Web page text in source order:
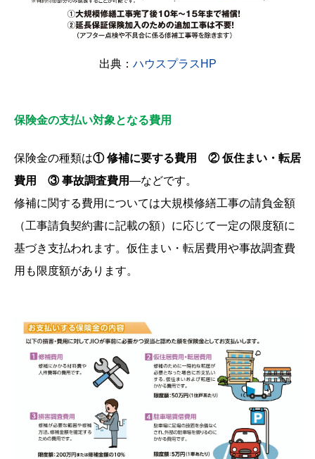
出典： ハウスプラスHP
保険金の支払い対象となる費用
保険金の種類は① 修補に要する費用
② 仮住まい・転居
費用
③ 事故調査費用―などです。
修補に関する費用については大規模修繕工事の請負金額
（工事請負契約書に記載の額）に応じて一定の限度額に
基づき支払われます。仮住まい・転居費用や事故調査費
用も限度額があります。